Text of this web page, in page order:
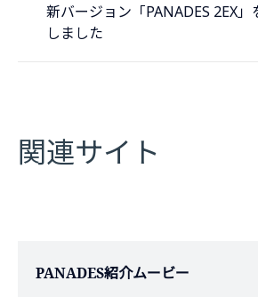
新バージョン「PANADES 2EX」
しました
関連サイト
PANADES紹介ムービー